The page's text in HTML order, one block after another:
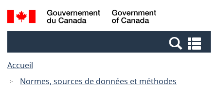
Passer
au
Passer
à
Canada
Recherche
et
et
Accueil
Normes, sources de données et méthodes